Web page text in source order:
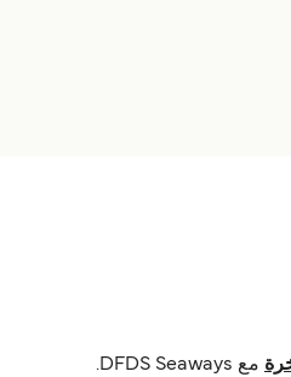
مع DFDS Seaways.